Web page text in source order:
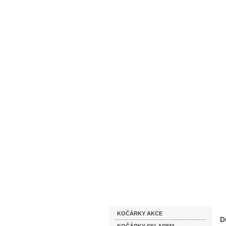
KOČÁRKY AKCE